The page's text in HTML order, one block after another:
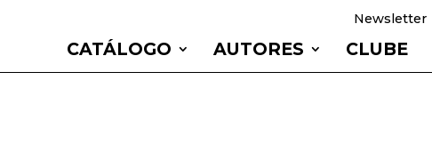
Newsletter
CATÁLOGO AUTORES CLUBE